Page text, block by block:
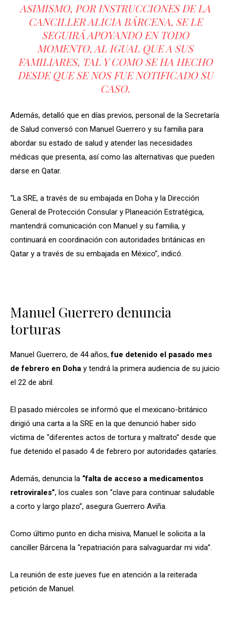
ASIMISMO, POR INSTRUCCIONES DE LA
CANCILLER ALICIA BÁRCENA, SE LE
SEGUIRÁ APOYANDO EN TODO
MOMENTO, AL IGUAL QUE A SUS
FAMILIARES, TAL Y COMO SE HA HECHO
DESDE QUE SE NOS FUE NOTIFICADO SU
CASO.
Además, detalló que en días previos, personal de la Secretaría
de Salud conversó con Manuel Guerrero y su familia para
abordar su estado de salud y atender las necesidades
médicas que presenta, así como las alternativas que pueden
darse en Qatar.
“La SRE, a través de su embajada en Doha y la Dirección
General de Protección Consular y Planeación Estratégica,
mantendrá comunicación con Manuel y su familia, y
continuará en coordinación con autoridades británicas en
Qatar y a través de su embajada en México”, indicó.
Manuel Guerrero denuncia
torturas
Manuel Guerrero, de 44 años,fue detenido el pasado mes
de febrero en Doha y tendrá la primera audiencia de su juicio
el 22 de abril.
El pasado miércoles se informó que el mexicano-británico
dirigió una carta a la SRE en la que denunció haber sido
víctima de “diferentes actos de tortura y maltrato” desde que
fue detenido el pasado 4 de febrero por autoridades qataríes.
Además, denuncia la “falta de acceso a medicamentos
retrovirales”, los cuales son “clave para continuar saludable
a corto y largo plazo”, asegura Guerrero Aviña.
Como último punto en dicha misiva, Manuel le solicita a la
canciller Bárcena la “repatriación para salvaguardar mi vida”.
La reunión de este jueves fue en atención a la reiterada
petición de Manuel.